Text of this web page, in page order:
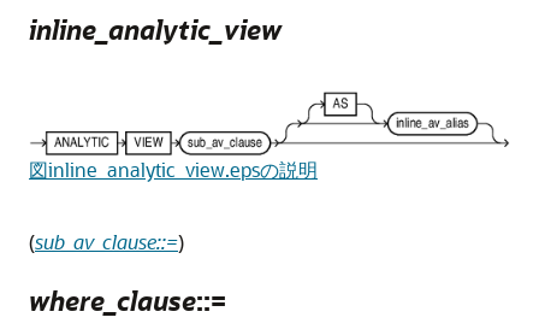
inline_analytic_view
図inline_analytic_view.epsの説明
(sub_av_clause::=)
where_clause::=